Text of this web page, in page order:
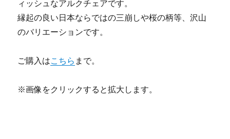
ィッシュなアルクチェアです。
縁起の良い日本ならではの三崩しや桜の柄等、沢山
のバリエーションです。
ご購入はこちら まで。
※画像をクリックすると拡大します。​